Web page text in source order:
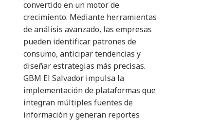
convertido en un motor de
crecimiento. Mediante herramientas
de análisis avanzado, las empresas
pueden identificar patrones de
consumo, anticipar tendencias y
diseñar estrategias más precisas.
GBM El Salvador impulsa la
implementación de plataformas que
integran múltiples fuentes de
información y generan reportes